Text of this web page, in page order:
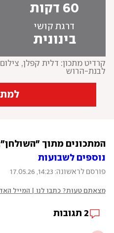
60 דקות
דרגת קושי
בינונית
קרדיט מתכון: דלית קפלן,
לבנת-הרוש
המתכונים מתוך
נוספים לשבועות
פורסם לראשונה: 14:23, 17.05.26
מצאתם טעות? כתבו לנו | המייל
2 תגובות